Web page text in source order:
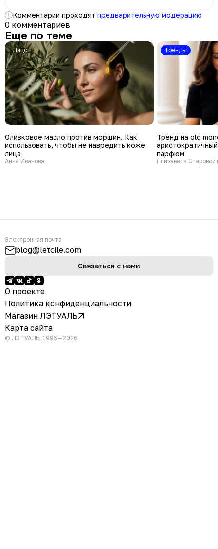
Комментарии проходят предварительную модерацию
0 комментариев
Еще по теме
Лицо
Оливковое масло против морщин. Как
использовать, чтобы не навредить коже
лица
Анна Иванова
Тренды
Тренд на old
парфюм
Елизавета
Электронная почта
blog@letoile.com
Связаться с нами
О проекте
Политика конфиденциальности
Магазин ЛЭТУАЛЬ
Карта сайта
© ЛЭТУАЛЬ, 1996—2026